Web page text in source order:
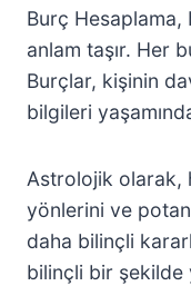
Burç Hesaplama,
anlam taşır. Her
Burçlar, kişinin
bilgileri
Astrolojik olarak,
yönlerini ve
daha bilinçli
bilinçli bir şekilde